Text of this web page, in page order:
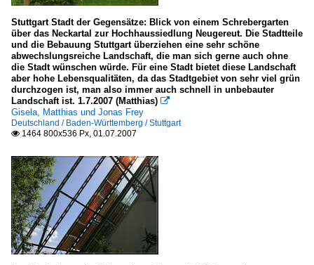
Stuttgart Stadt der Gegensätze: Blick von einem Schrebergarten
über das Neckartal zur Hochhaussiedlung Neugereut. Die Stadtteile
und die Bebauung Stuttgart überziehen eine sehr schöne
abwechslungsreiche Landschaft, die man sich gerne auch ohne
die Stadt wünschen würde. Für eine Stadt bietet diese Landschaft
aber hohe Lebensqualitäten, da das Stadtgebiet von sehr viel grün
durchzogen ist, man also immer auch schnell in unbebauter
Landschaft ist. 1.7.2007 (Matthias) 
Gisela, Matthias und Jonas Frey
Deutschland / Baden-Württemberg / Stuttgart
 1464 800x536 Px, 01.07.2007